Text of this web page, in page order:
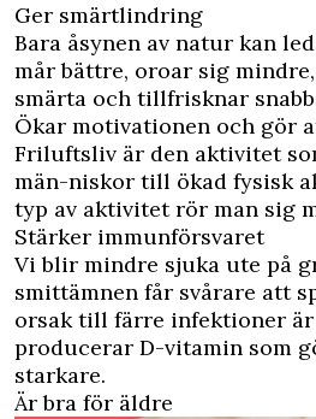
Ger smärtlindring
Bara åsynen av natur kan
mår bättre, oroar sig
smärta och tillfrisknar
Ökar motivationen och gör
Friluftsliv är den aktivitet
män-niskor till ökad fysisk
typ av aktivitet rör man sig
Stärker immunförsvaret
Vi blir mindre sjuka ute på
smittämnen får svårare att
orsak till färre infektioner
producerar D-vitamin som
starkare.
Är bra för äldre